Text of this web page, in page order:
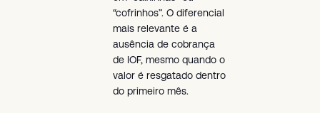
“cofrinhos”. O diferencial
mais relevante é a
ausência de cobrança
de IOF, mesmo quando o
valor é resgatado dentro
do primeiro mês.